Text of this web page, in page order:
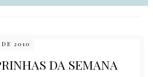
2010
DA SEMANA